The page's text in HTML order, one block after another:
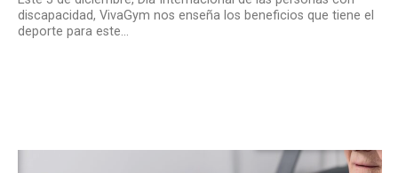
discapacidad, VivaGym nos enseña los beneficios que tiene el
deporte para este...